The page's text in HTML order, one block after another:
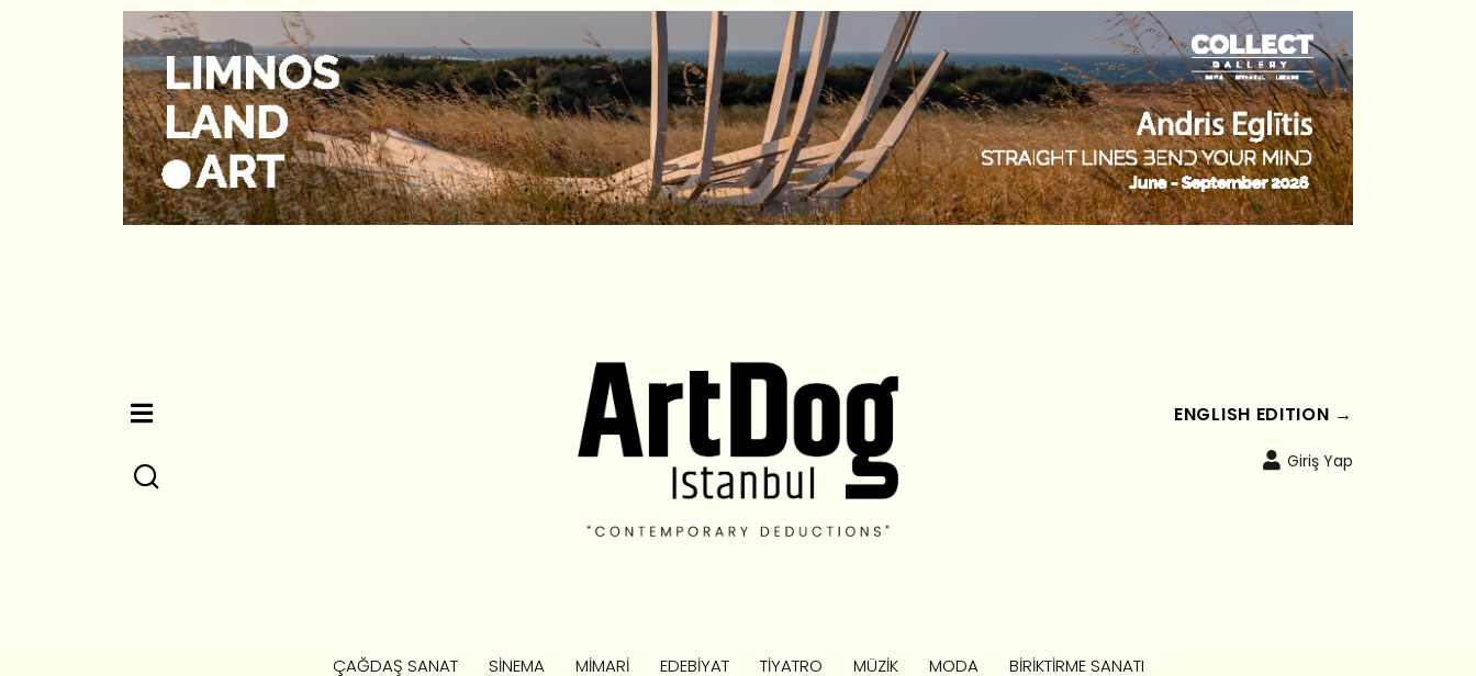
ENGLISH EDITION →
Giriş Yap
ÇAĞDAŞ SANAT SINEMA MIMARI EDEBIYAT TIYATRO MÜZIK MODA
BIRIKTIRME SANATI